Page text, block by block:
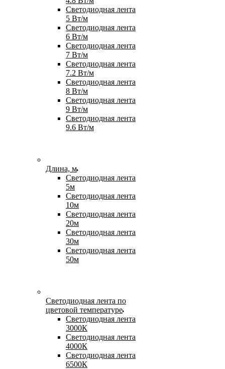
Светодиодная лента
5 Вт/м
Светодиодная лента
6 Вт/м
Светодиодная лента
7 Вт/м
Светодиодная лента
7.2 Вт/м
Светодиодная лента
8 Вт/м
Светодиодная лента
9 Вт/м
Светодиодная лента
9.6 Вт/м
Длина, м
Светодиодная лента
5м
Светодиодная лента
10м
Светодиодная лента
20м
Светодиодная лента
30м
Светодиодная лента
50м
Светодиодная лента по
цветовой температуре
Светодиодная лента
3000К
Светодиодная лента
4000К
Светодиодная лента
6500К